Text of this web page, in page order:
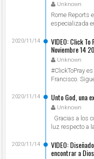
Unknown
Rome Reports
especializada
VIDEO: Click
Noviembre 14
Unknown
2020/11/14
#ClickToPray
Francisco.
Unto God, una
Unknown
2020/11/14
Gracias a los
luz respecto a
VIDEO:
encontrar a Dios
2020/11/14